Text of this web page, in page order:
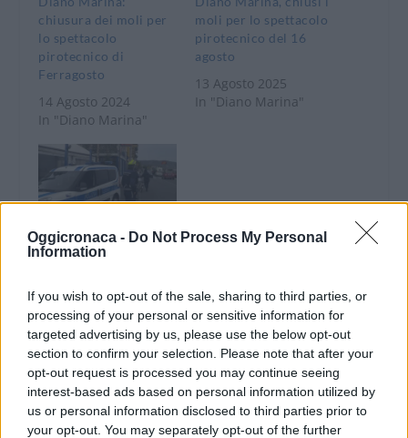
Oggicronaca - Do Not Process My Personal
Information
If you wish to opt-out of the sale, sharing to third parties, or
processing of your personal or sensitive information for
targeted advertising by us, please use the below opt-out
section to confirm your selection. Please note that after your
opt-out request is processed you may continue seeing
interest-based ads based on personal information utilized by
us or personal information disclosed to third parties prior to
your opt-out. You may separately opt-out of the further
chiusura dei moli per
lo spettacolo
pirotecnico di
Ferragosto
14 Agosto 2024
In "Diano Marina"
moli per lo spettacolo
pirotecnico del 16
agosto
13 Agosto 2025
In "Diano Marina"
Il Comune di Diano
Marina destina 59
e assumere nuovi
Vigili stagionali
24 Marzo 2018
In "Diano Marina"